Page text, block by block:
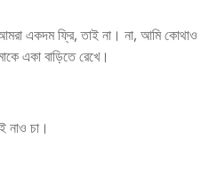
একদম ফ্রি, তাই না। না, আমি কোথাও
একা বাড়িতে রেখে।
নাও চা।